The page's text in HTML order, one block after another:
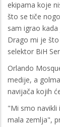
ekipama koje
što se tiče
sam igrao
Drago mi je
selektor BiH
Orlando
medije, a
navijača kojih
"Mi smo navikli
mala zemlja",